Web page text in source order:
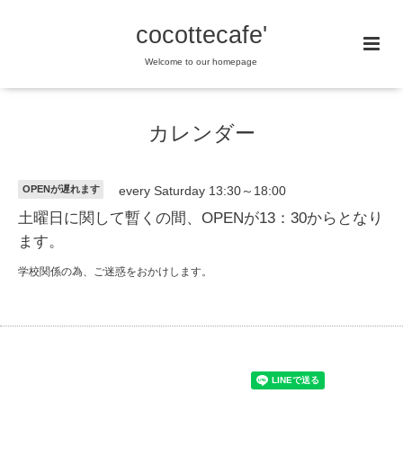
cocottecafe'
Welcome to our homepage
カレンダー
OPENが遅れます every Saturday 13:30～18:00
土曜日に関して暫くの間、OPENが13：30からとなり
ます。
学校関係の為、ご迷惑をおかけします。